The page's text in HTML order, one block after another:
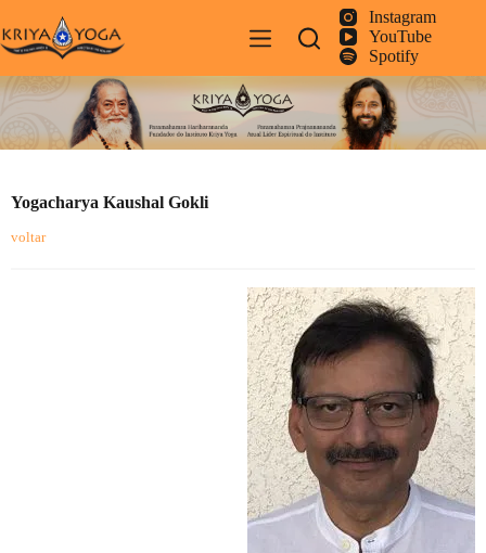
para
o
Instagram
YouTube
Spotify
Yogacharya Kaushal Gokli
voltar